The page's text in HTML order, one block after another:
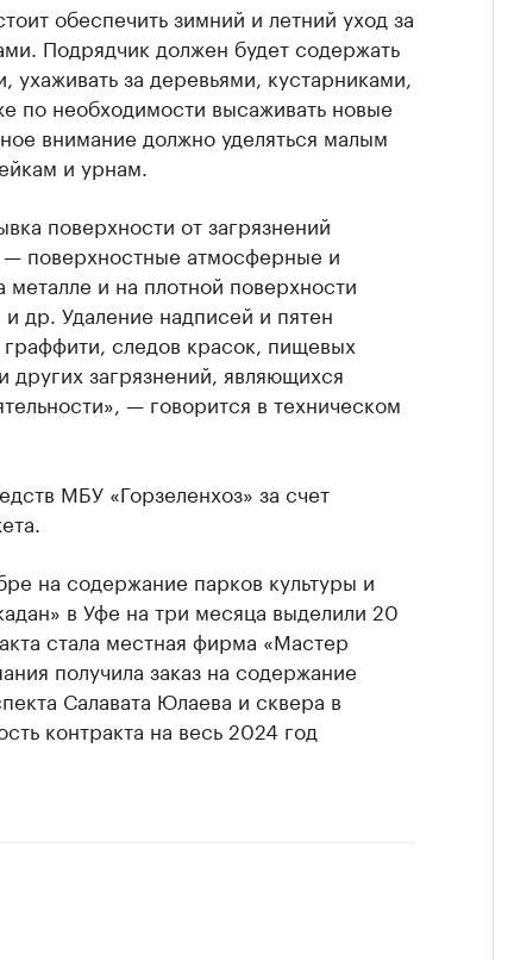
обеспечить зимний и летний уход за
Подрядчик должен будет содержать
за деревьями, кустарниками,
по необходимости высаживать новые
внимание должно уделяться малым
и урнам.
поверхности от загрязнений
поверхностные атмосферные и
металле и на плотной поверхности
др. Удаление надписей и пятен
следов красок, пищевых
других загрязнений, являющихся
— говорится в техническом
МБУ «Горзеленхоз» за счет
на содержание парков культуры и
в Уфе на три месяца выделили 20
стала местная фирма «Мастер
получила заказ на содержание
Салавата Юлаева и сквера в
контракта на весь 2024 год